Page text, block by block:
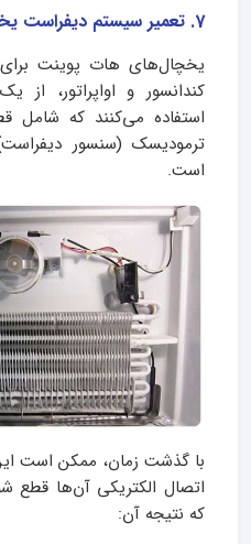
7. تعمیر سیستم دیفراست یخچال هات پوینت
یخچال‌های هات پوینت
کندانسور و اواپراتور،
استفاده می‌کنند که شامل
ترمودیسک (سنسور دیفراست)
است.
با گذشت زمان، ممکن است
اتصال الکتریکی آن‌ها قطع
که نتیجه آن: